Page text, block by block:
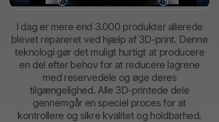
I dag er mere end 3.000 produkter allerede
blevet repareret ved hjælp af 3D-print. Denne
teknologi gør det muligt hurtigt at producere
en del efter behov for at reducere lagrene
med reservedele og øge deres
tilgængelighed. Alle 3D-printede dele
gennemgår en speciel proces for at
kontrollere og sikre kvalitet og holdbarhed.